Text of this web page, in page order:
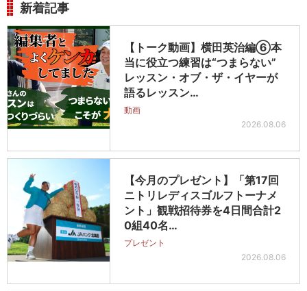
新着記事
【トーク動画】横田英治編⑥本
当に役立つ練習は“つまらない”
レッスン・オブ・ザ・イヤーが
語るレッスン…
動画
2026.08.06
【今月のプレゼント】「第17回
ニトリレディスゴルフトーナメ
ント」観戦招待券を4日間合計2
0組40名…
プレゼント
2026.08.06